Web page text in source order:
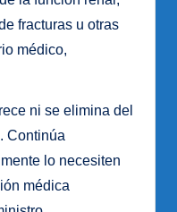
fracturas u otras
médico,
ni se elimina del
Continúa
lo necesiten
médica